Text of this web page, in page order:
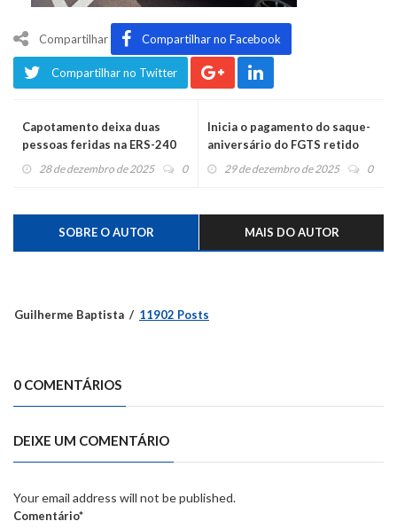
Compartilhar Compartilhar no Facebook
Compartilhar no Twitter
Capotamento deixa duas
pessoas feridas na ERS-240
28 de dezembro de 2025 0
Inicia o pagamento do saque-
aniversário do FGTS retido
29 de dezembro de 2025 0
SOBRE O AUTOR MAIS DO AUTOR
Guilherme Baptista 11902 Posts
0 COMENTÁRIOS
DEIXE UM COMENTÁRIO
Your email address will not be published.
Comentário*